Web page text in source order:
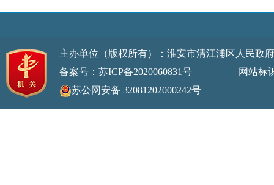
主办单位（版权所有）：淮安市清江浦区人民
备案号：苏ICP备2020060831号
网站标识码
苏公网安备 32081202000242号